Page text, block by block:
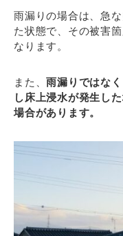
雨漏りの場合は、急
た状態で、その被害
なります。
また、雨漏りではな
し床上浸水が発生し
場合があります。